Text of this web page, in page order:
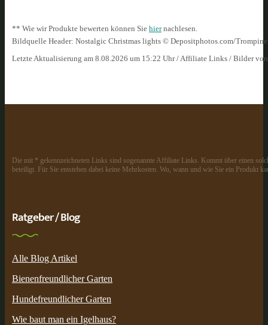
** Wie wir Produkte bewerten können Sie hiernachlesen.
Bildquelle Header: Nostalgic Christmas lights © Depositphotos.com/
Letzte Aktualisierung am 8.08.2026 um 15:22 Uhr / Affiliate Links / Bilder
Die mit * gekennzeichneten Links sind sogenannte Affiliate Links. Kommt über einen
beteiligt. Für Sie entstehen dabei keine Mehrkosten. Wo, wann und wie Sie ein Produkt
Ratgeber / Blog
Alle Blog Artikel
Bienenfreundlicher Garten
Hundefreundlicher Garten
Wie baut man ein Igelhaus?